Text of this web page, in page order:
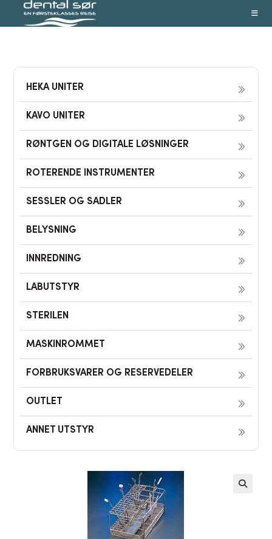
HEKA UNITER
KAVO UNITER
RØNTGEN OG DIGITALE LØSNINGER
ROTERENDE INSTRUMENTER
SESSLER OG SADLER
BELYSNING
INNREDNING
LABUTSTYR
STERILEN
MASKINROMMET
FORBRUKSVARER OG RESERVEDELER
OUTLET
ANNET UTSTYR